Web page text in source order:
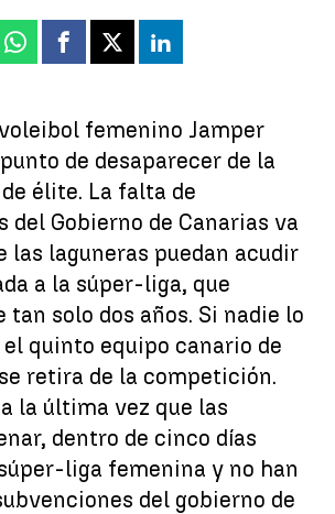
Whatsapp
Facebook
X Linkedin
femenino Jamper
de desaparecer de la
élite. La falta de
del Gobierno de Canarias va
las laguneras puedan acudir
a la súper-liga, que
tan solo dos años. Si nadie lo
quinto equipo canario de
retira de la competición.
la última vez que las
dentro de cinco días
liga femenina y no han
del gobierno de